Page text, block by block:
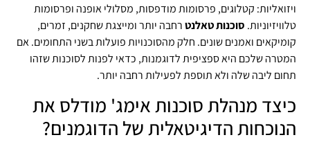
ויזואליות: קטלוגים, פרסומות מודפסות, מסלולי אופנה ופרסומות
טלוויזיוניות. סוכנות טאלנטרחבה יותר ומייצגת שחקנים, זמרים,
קומיקאים ואמנים שונים. חלק מהסוכנויות פועלות בשני התחומים. אם
המטרה שלכם היא ספציפית לדוגמנות, כדאי לפנות לסוכנות שזהו
תחום ליבה שלה ולא תוספת לפעילות רחבה יותר.
כיצד מנהלת סוכנות אימג' מודלס את
הנוכחות הדיגיטאלית של הדוגמנים?